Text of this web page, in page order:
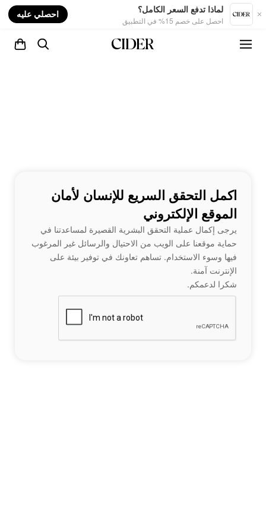
لماذا تدفع السعر الكامل؟
احصل على خصم 15% في التطبيق
احصلي عليه
اكمل التحقق السريع للإنسان لأمان
الموقع الإلكتروني
يرجى إكمال عملية التحقق البشرية القصيرة لمساعدتنا في
حماية موقعنا على الويب من الاحتيال والرسائل غير المرغوب
فيها وسوء الاستخدام. تساهم تعاونك في توفير بيئة على
الإنترنت آمنة.
شكرا لدعمكم.